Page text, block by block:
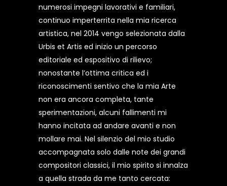
numerosi impegni lavorativi e familiari,
continuo imperterrita nella mia ricerca
artistica, nel 2014 vengo selezionata dalla
Urbis et Artis ed inizio un percorso
editoriale ed espositivo di rilievo;
nonostante l’ottima critica ed i
riconoscimenti sentivo che la mia Arte
non era ancora completa, tante
sperimentazioni, alcuni fallimenti mi
hanno incitata ad andare avanti e non
mollare mai. Nel silenzio del mio studio
accompagnata solo dalle note dei grandi
compositori classici, il mio spirito si innalza
a quella strada da me tanto cercata: